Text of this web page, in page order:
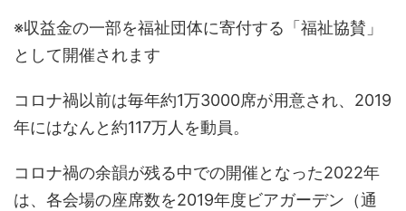
※収益金の一部を福祉団体に寄付する「福祉協賛」
として開催されます
コロナ禍以前は毎年約1万3000席が用意され、2019
年にはなんと約117万人を動員。
コロナ禍の余韻が残る中での開催となった2022年
は、各会場の座席数を2019年度ビアガーデン（通